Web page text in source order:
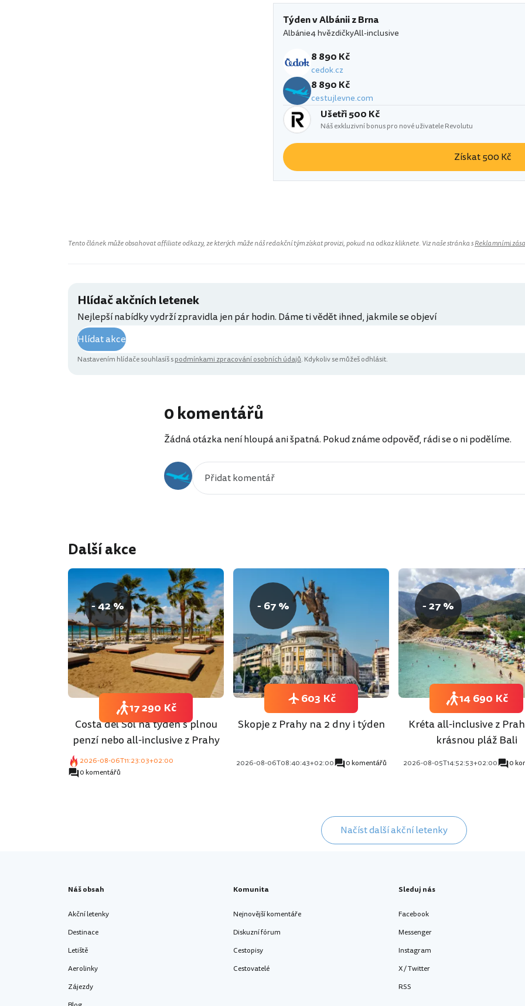
Týden v Albánii z Brna
Albánie4 hvězdičkyAll-inclusive
8 890 Kč
cedok.cz
8 890 Kč
cestujlevne.com
Ušetři 500 Kč
Náš exkluzivní bonus pro nové uživatele Revolutu
Získat 500 Kč
Tento článek může obsahovat affiliate odkazy, ze kterých může náš redakční tým získat provizi, pokud na odkaz kliknete. Viz naše stránka sReklamními
Hlídač akčních letenek
Nejlepší nabídky vydrží zpravidla jen pár hodin. Dáme ti vědět ihned, jakmile se objeví
Hlídat akce
Nastavením hlídače souhlasíš spodmínkami zpracování osobních údajů. Kdykoliv se můžeš odhlásit.
0 komentářů
Žádná otázka není hloupá ani špatná. Pokud známe odpověď, rádi se o ni podělíme.
Další akce
- 42 %
Costa del Sol na týden s plnou
penzí nebo all-inclusive z Prahy
2026-08-06T11:23:03+02:00
0 komentářů
17 290 Kč
- 67 %
Skopje z Prahy na 2 dny i týden
2026-08-06T08:40:43+02:00 0 komentářů
603 Kč
- 27 %
Kréta all-inclusive z
krásnou pláž Bali
2026-08-05T14:52:53+02:00 0
14 690 Kč
Načíst další akční letenky
Náš obsah
Akční letenky
Destinace
Letiště
Aerolinky
Zájezdy
Komunita
Nejnovější komentáře
Diskuzní fórum
Cestopisy
Cestovatelé
Sleduj nás
Facebook
Messenger
Instagram
X / Twitter
RSS